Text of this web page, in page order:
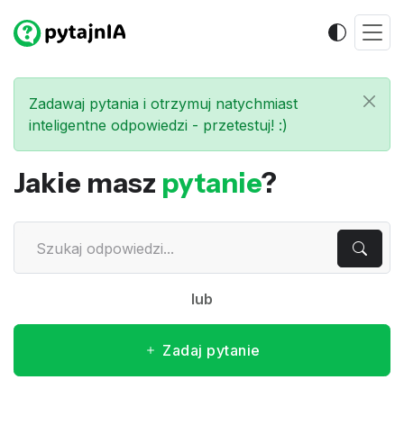
Zadawaj pytania i otrzymuj natychmiast
inteligentne odpowiedzi - przetestuj! :)
Jakie masz pytanie?
lub
Zadaj pytanie